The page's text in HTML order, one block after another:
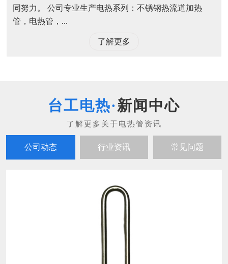
同努力。 公司专业生产电热系列：不锈钢热流道加热
管，电热管，...
了解更多
新闻中心
公司动态 行业资讯 常见问题